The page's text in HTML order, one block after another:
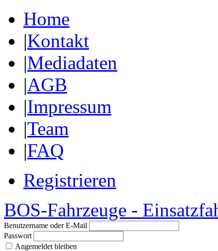
Home
|Kontakt
|Mediadaten
|AGB
|Impressum
|Team
|FAQ
Registrieren
BOS-Fahrzeuge -
Benutzername oder E-Mail
Passwort
Angemeldet bleiben